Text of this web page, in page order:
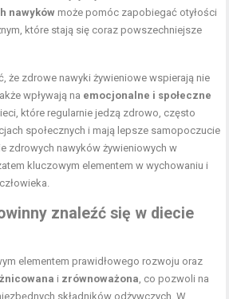
nawyków może pomóc zapobiegać otyłości
które stają się coraz powszechniejsze
że zdrowe nawyki żywieniowe wspierają nie
wpływają na emocjonalne i społeczne
które regularnie jedzą zdrowo, często
społecznych i mają lepsze samopoczucie
zdrowych nawyków żywieniowych w
kluczowym elementem w wychowaniu i
znaleźć się w diecie
elementem prawidłowego rozwoju oraz
i zrównoważona, co pozwoli na
składników odżywczych. W